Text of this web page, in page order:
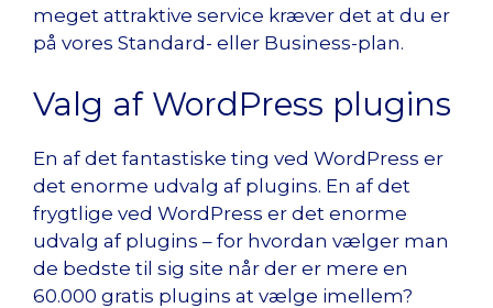
meget attraktive service kræver det at du er
på vores Standard- eller Business-plan.
Valg af WordPress plugins
En af det fantastiske ting ved WordPress er
det enorme udvalg af plugins. En af det
frygtlige ved WordPress er det enorme
udvalg af plugins – for hvordan vælger man
de bedste til sig site når der er mere en
60.000 gratis plugins at vælge imellem?